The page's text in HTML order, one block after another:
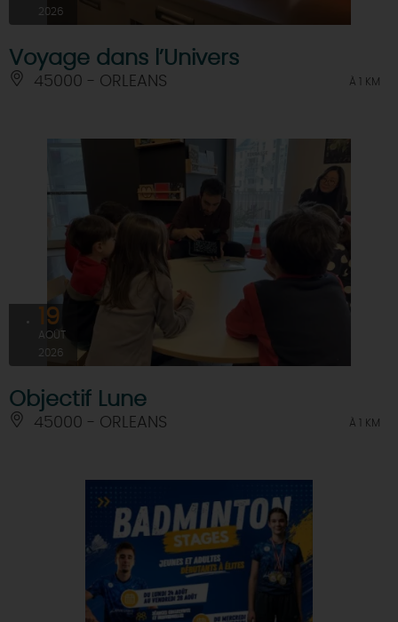
2026
Voyage dans l’Univers
45000 - ORLEANS À 1 KM
19
AOÛT
2026
Objectif Lune
45000 - ORLEANS À 1 KM